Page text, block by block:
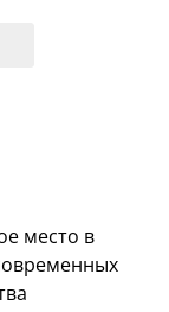
место в